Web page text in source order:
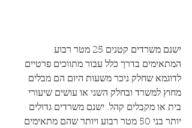
ישנם משרדים קטנים 25 מטר רבוע
המתאימים בדרך כלל עבור מתווכים פרטיים
לדוגמא שחלק ניכר משעות היום הם מבלים
מחוץ למשרד ובחלק השני או עושים שיעורי
בית או מקבלים קהל. ישנם משרדים גדולים
יותר בני 50 מטר רבוע ויותר שהם מתאימים